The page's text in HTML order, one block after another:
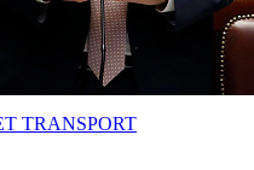
TRANSPORT